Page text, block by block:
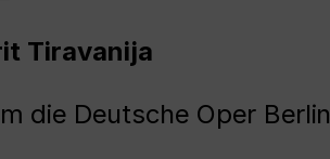
Tiravanija
die Deutsche Oper Berlin